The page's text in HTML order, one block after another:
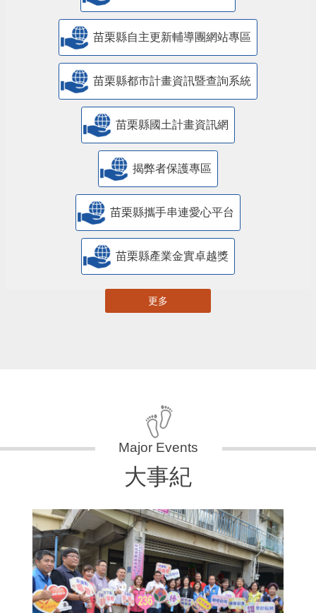
苗栗縣自主更新輔導團網站專區
苗栗縣都市計畫資訊暨查詢系統
苗栗縣國土計畫資訊網
揭弊者保護專區
苗栗縣攜手串連愛心平台
苗栗縣產業金實卓越獎
更多
大事紀